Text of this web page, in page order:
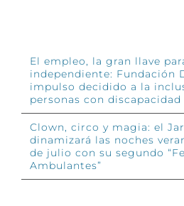
El empleo, la gran llave
independiente: Fundación
impulso decidido a la
personas con discapacidad
Clown, circo y magia: el
dinamizará las noches
de julio con su segundo
Ambulantes”